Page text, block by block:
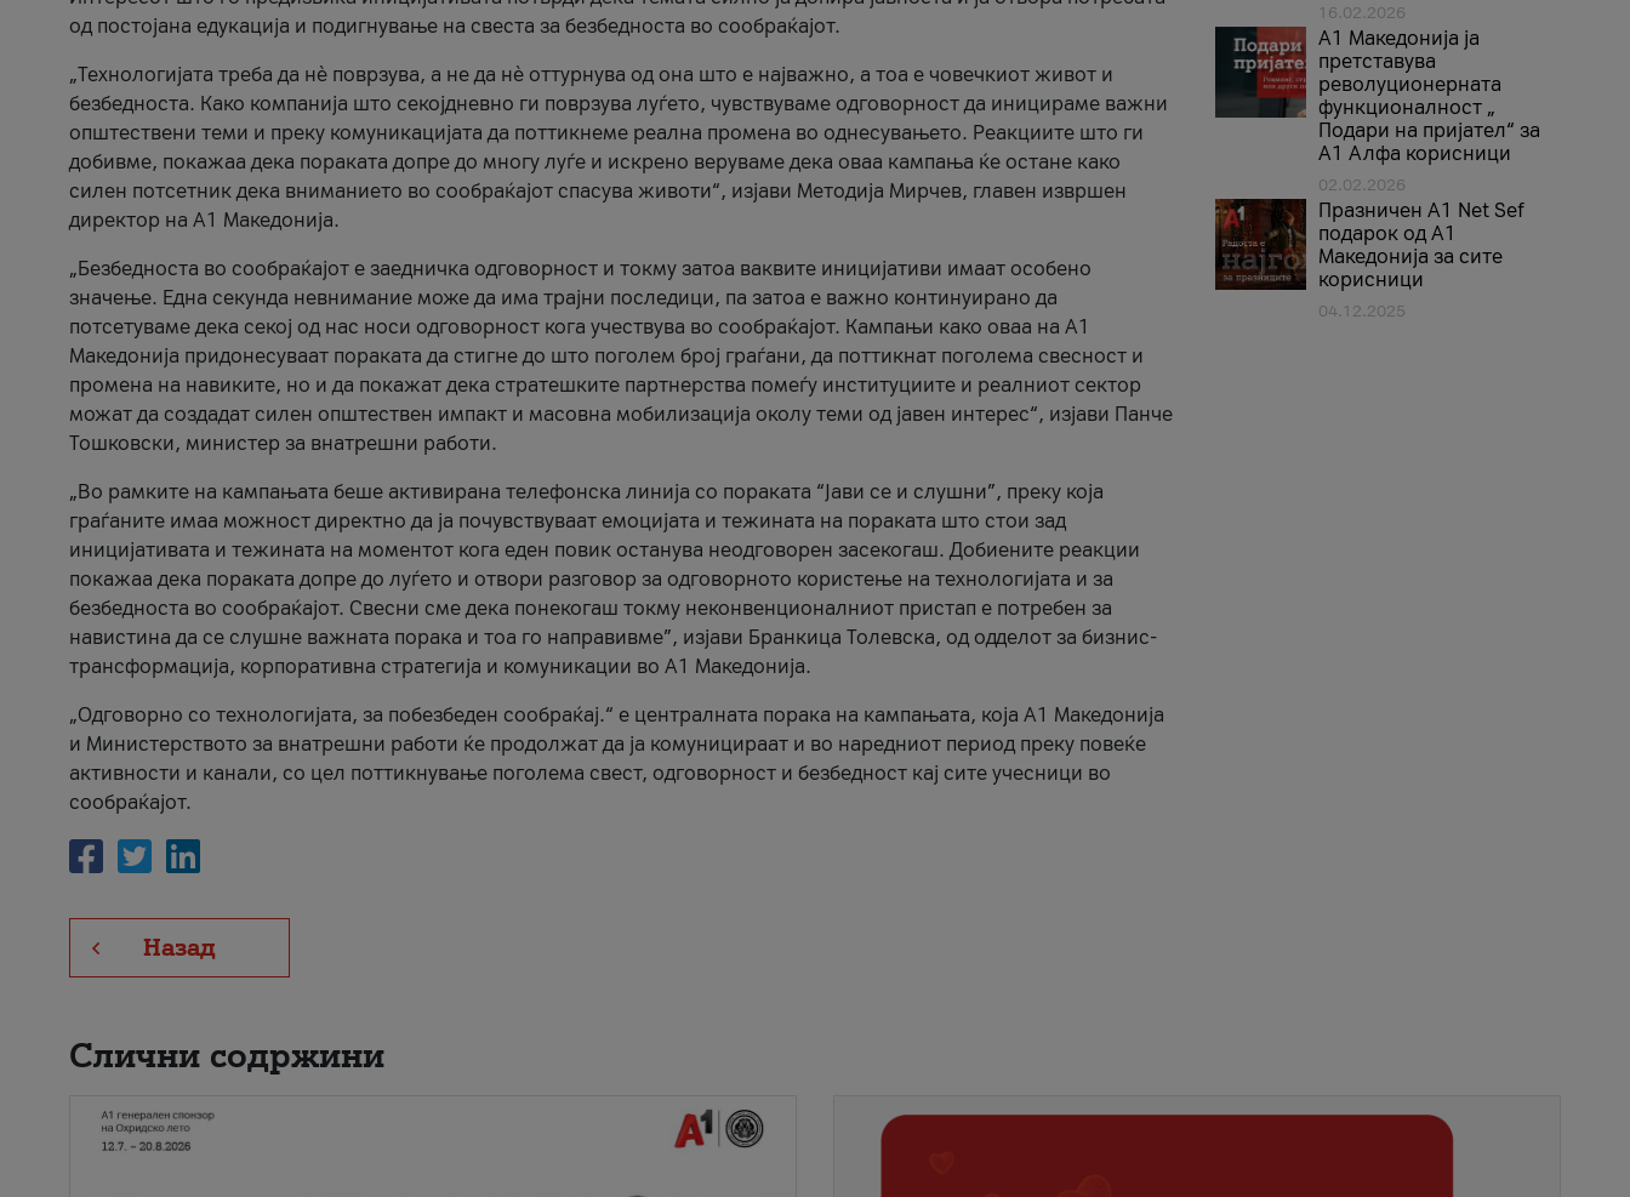
од постојана едукација и подигнување на свеста за безбедноста во сообраќајот.
„Технологијата треба да нè поврзува, а не да нè оттурнува од она што е најважно, а тоа е човечкиот живот и
безбедноста. Како компанија што секојдневно ги поврзува луѓето, чувствуваме одговорност да иницираме важни
општествени теми и преку комуникацијата да поттикнеме реална промена во однесувањето. Реакциите што ги
добивме, покажаа дека пораката допре до многу луѓе и искрено веруваме дека оваа кампања ќе остане како
силен потсетник дека вниманието во сообраќајот спасува животи“, изјави Методија Мирчев, главен извршен
директор на А1 Македонија.
„Безбедноста во сообраќајот е заедничка одговорност и токму затоа ваквите иницијативи имаат особено
значење. Една секунда невнимание може да има трајни последици, па затоа е важно континуирано да
потсетуваме дека секој од нас носи одговорност кога учествува во сообраќајот. Кампањи како оваа на A1
Македонија придонесуваат пораката да стигне до што поголем број граѓани, да поттикнат поголема свесност и
промена на навиките, но и да покажат дека стратешките партнерства помеѓу институциите и реалниот сектор
можат да создадат силен општествен импакт и масовна мобилизација околу теми од јавен интерес“, изјави Панче
Тошковски, министер за внатрешни работи.
„Во рамките на кампањата беше активирана телефонска линија со пораката “Јави се и слушни”, преку која
граѓаните имаа можност директно да ја почувствуваат емоцијата и тежината на пораката што стои зад
иницијативата и тежината на моментот кога еден повик останува неодговорен засекогаш. Добиените реакции
покажаа дека пораката допре до луѓето и отвори разговор за одговорното користење на технологијата и за
безбедноста во сообраќајот. Свесни сме дека понекогаш токму неконвенционалниот пристап е потребен за
навистина да се слушне важната порака и тоа го направивме”, изјави Бранкица Толевска, од одделот за бизнис-
трансформација, корпоративна стратегија и комуникации во А1 Македонија.
„Одговорно со технологијата, за побезбеден сообраќај.“ е централната порака на кампањата, која A1 Македонија
и Министерството за внатрешни работи ќе продолжат да ја комуницираат и во наредниот период преку повеќе
активности и канали, со цел поттикнување поголема свест, одговорност и безбедност кај сите учесници во
сообраќајот.
Назад
16.02.2026
А1 Македонија ја
претставува
револуционерната
функционалност „
Подари на пријател“ за
А1 Алфа корисници
02.02.2026
Празничен A1 Net Sеf
подарок од А1
Македонија за сите
корисници
04.12.2025
Слични содржини